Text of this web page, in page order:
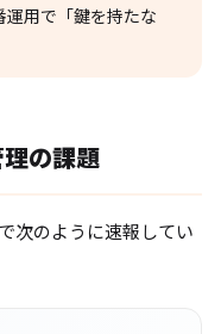
用で「鍵を持たな
の課題
次のように速報してい